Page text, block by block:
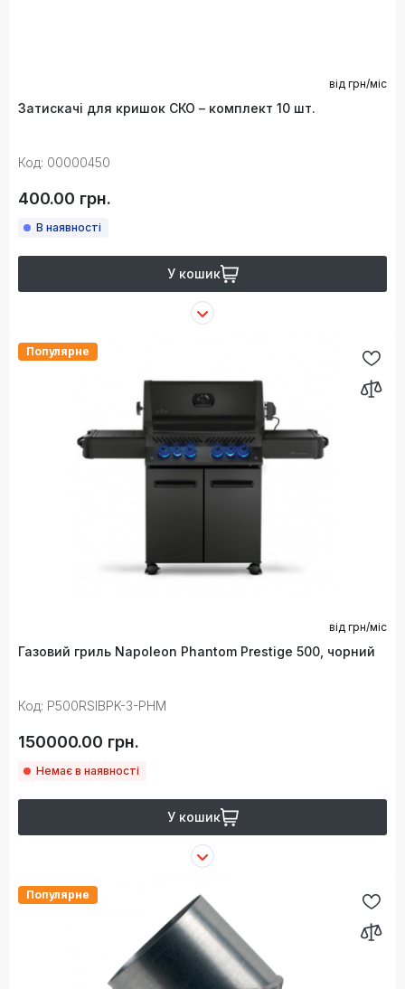
від грн/міс
Затискачі для кришок СКО – комплект 10 шт.
Код: 00000450
400.00 грн.
В наявності
У кошик
Популярне
від грн/міс
Газовий гриль Napoleon Phantom Prestige 500, чорний
Код: P500RSIBPK-3-PHM
150000.00 грн.
Немає в наявності
У кошик
Популярне